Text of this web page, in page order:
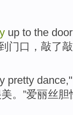
up to the door
门口 ，敲了
pretty dance
美。”爱丽丝胆